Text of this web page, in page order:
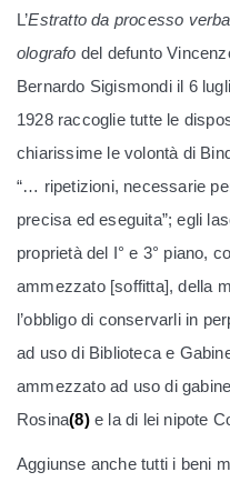
L’Estratto da processo
olografo del defunto
Bernardo Sigismondi il 6
1928 raccoglie tutte le
chiarissime le volontà di
“… ripetizioni, necessarie
precisa ed eseguita”; egli
proprietà del I° e 3° piano,
ammezzato [soffitta], della
l’obbligo di conservarli in
ad uso di Biblioteca e
ammezzato ad uso di
Rosina(8)e la di lei nipote
Aggiunse anche tutti i beni